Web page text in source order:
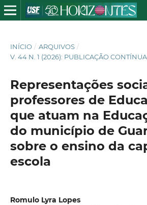
INÍCIO / ARQUIVOS /
V. 44 N. 1 (2026): PUBLICAÇÃO CONTÍNUA
Representações
professores de
que atuam na
do município de
sobre o ensino da
escola
Romulo Lyra Lopes